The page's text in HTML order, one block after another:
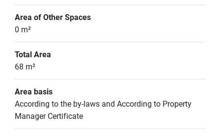
Area of Other Spaces
0 m²
Total Area
68 m²
Area basis
According to the by-laws and According to Property
Manager Certificate